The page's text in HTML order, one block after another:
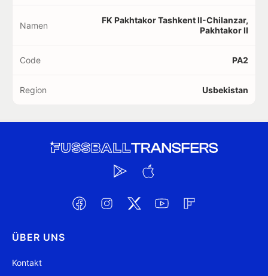
Namen
FK Pakhtakor Tashkent II-Chilanzar,
Pakhtakor II
Code PA2
Region Usbekistan
ÜBER UNS
Kontakt